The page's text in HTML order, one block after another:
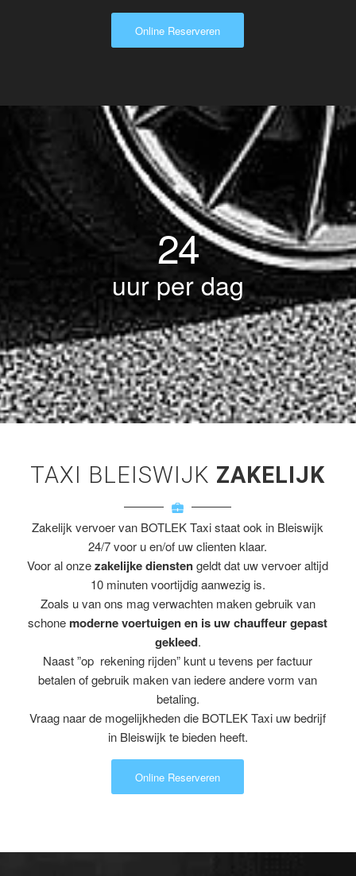
Online Reserveren
24
uur per dag
TAXI BLEISWIJK ZAKELIJK
Zakelijk vervoer van BOTLEK Taxi staat ook in Bleiswijk
24/7 voor u en/of uw clienten klaar.
Voor al onzezakelijke dienstengeldt dat uw vervoer altijd
10 minuten voortijdig aanwezig is.
Zoals u van ons mag verwachten maken gebruik van
schone moderne voertuigen en is uw chauffeur gepast
gekleed.
Naast ”op rekening rijden” kunt u tevens per factuur
betalen of gebruik maken van iedere andere vorm van
betaling.
Vraag naar de mogelijkheden die BOTLEK Taxi uw bedrijf
in Bleiswijk te bieden heeft.
Online Reserveren